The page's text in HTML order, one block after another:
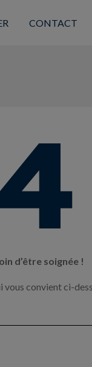
CONTACT
d’être soignée !
vous convient ci-